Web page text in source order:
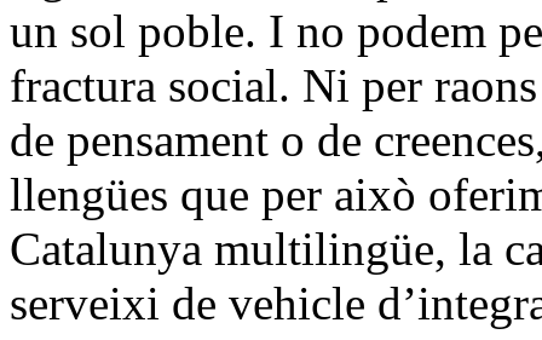
un sol poble. I no podem
fractura social. Ni per
de pensament o de
llengües que per això
Catalunya multilingüe, la
serveixi de vehicle